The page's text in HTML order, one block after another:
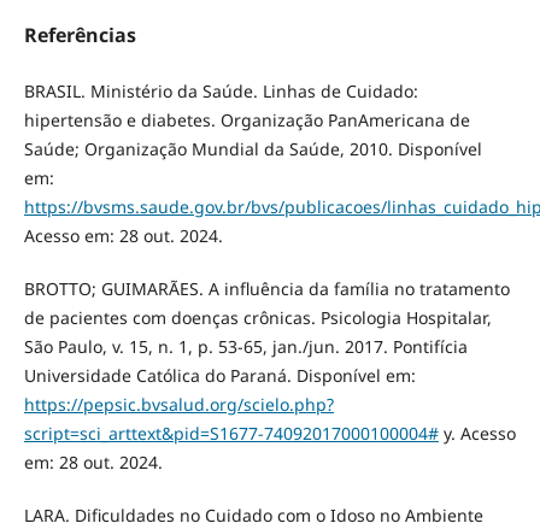
Referências
BRASIL. Ministério da Saúde. Linhas de Cuidado:
hipertensão e diabetes. Organização PanAmericana de
Saúde; Organização Mundial da Saúde, 2010. Disponível
em:
https://bvsms.saude.gov.br/bvs/publicacoes/
Acesso em: 28 out. 2024.
BROTTO; GUIMARÃES. A influência da família no tratamento
de pacientes com doenças crônicas. Psicologia Hospitalar,
São Paulo, v. 15, n. 1, p. 53-65, jan./jun. 2017. Pontifícia
Universidade Católica do Paraná. Disponível em:
https://pepsic.bvsalud.org/scielo.php?
script=sci_arttext&pid=S1677-74092017000100004#y. Acesso
em: 28 out. 2024.
LARA. Dificuldades no Cuidado com o Idoso no Ambiente